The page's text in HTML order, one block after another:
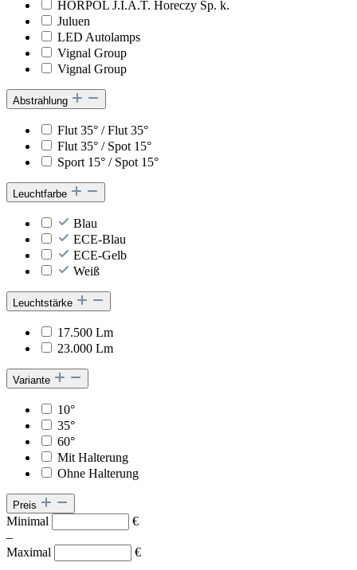
HORPOL J.I.A.T. Horeczy Sp. k.
Juluen
LED Autolamps
Vignal Group
Vignal Group
Abstrahlung
Flut 35° / Flut 35°
Flut 35° / Spot 15°
Sport 15° / Spot 15°
Leuchtfarbe
Blau
ECE-Blau
ECE-Gelb
Weiß
Leuchtstärke
17.500 Lm
23.000 Lm
Variante
10°
35°
60°
Mit Halterung
Ohne Halterung
Preis
Minimal
€
–
Maximal
€